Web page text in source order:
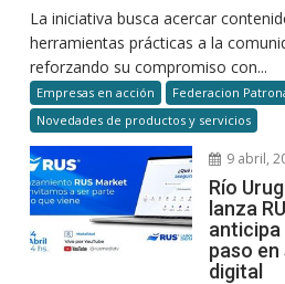
La iniciativa busca acercar
herramientas prácticas a la
reforzando su compromiso con...
Empresas en acción
Federacion
Novedades de productos y servicios
9 abril,
Río
lanza
anticipa
paso
digital